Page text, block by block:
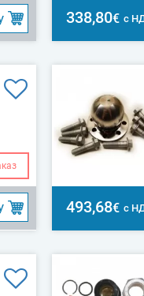
338,80€ с
493,68€ с